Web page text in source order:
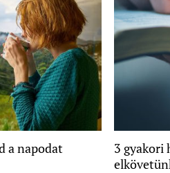
a napodat
3 gyakori